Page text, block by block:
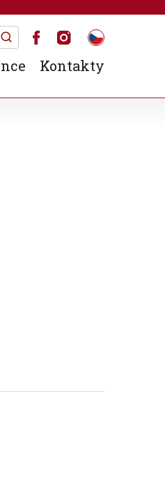
Kontakty